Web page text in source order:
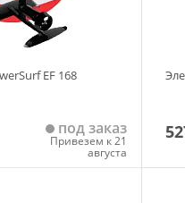
EF 168
под заказ
Привезем к 21
августа